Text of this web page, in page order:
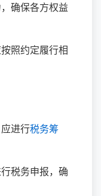
确保各方权益
照约定履行相
进行税务筹
税务申报，确